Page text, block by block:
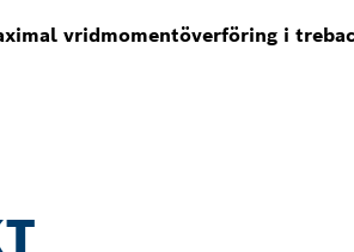
vridmomentöverföring i